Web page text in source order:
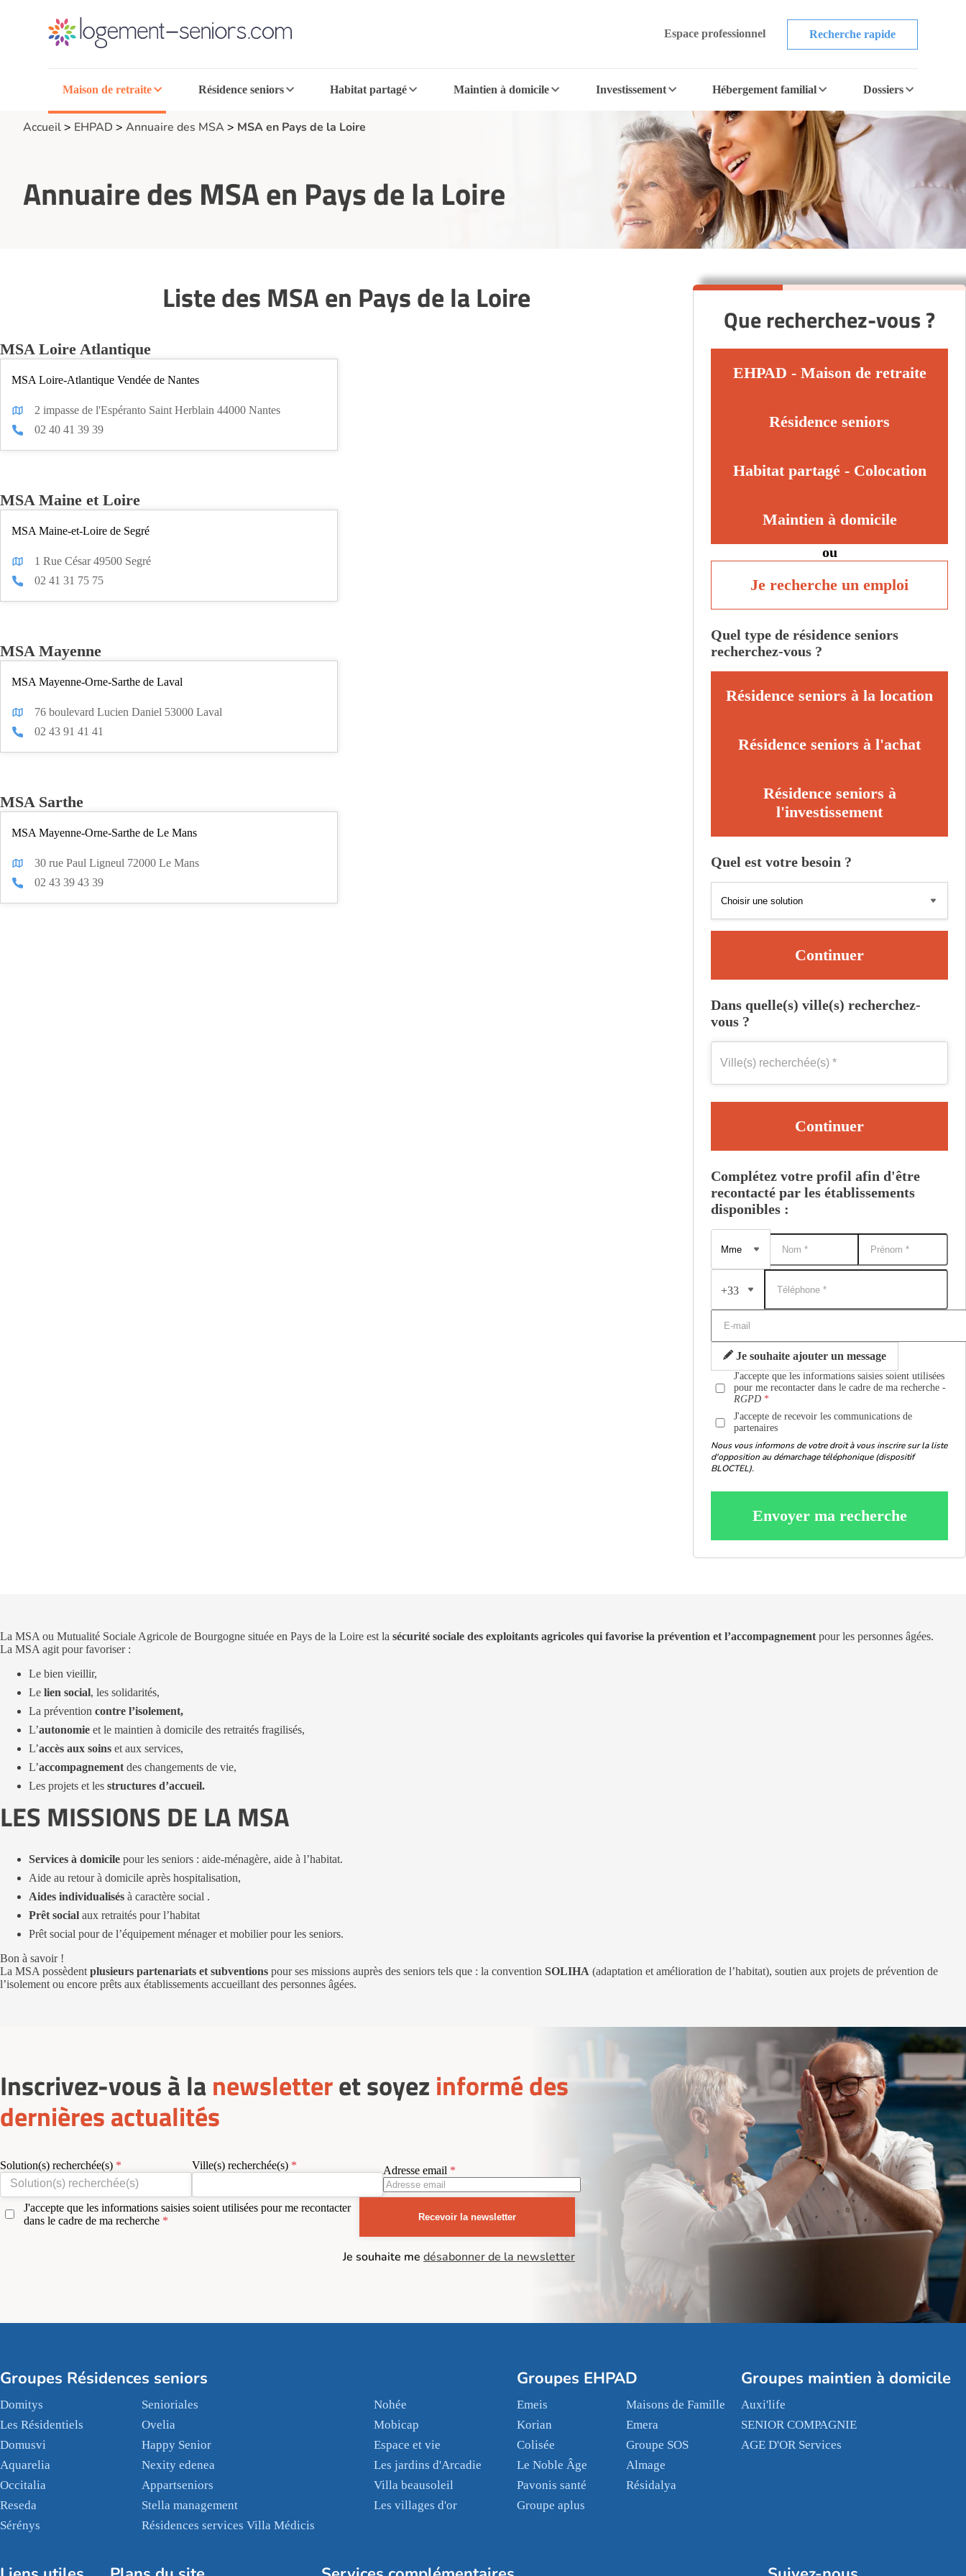
Espace professionnel Recherche rapide
Maison de retraite Résidence seniors Habitat partagé Maintien à domicile Investissement Hébergement familial Dossiers
Accueil> EHPAD > Annuaire des MSA> MSA en Pays de la Loire
Annuaire des MSA en Pays de la Loire
Liste des MSA en Pays de la Loire
MSA Loire Atlantique
MSA Loire-Atlantique Vendée de Nantes
2 impasse de l'Espéranto Saint Herblain 44000 Nantes
02 40 41 39 39
MSA Maine et Loire
MSA Maine-et-Loire de Segré
1 Rue César 49500 Segré
02 41 31 75 75
MSA Mayenne
MSA Mayenne-Orne-Sarthe de Laval
76 boulevard Lucien Daniel 53000 Laval
02 43 91 41 41
MSA Sarthe
MSA Mayenne-Orne-Sarthe de Le Mans
30 rue Paul Ligneul 72000 Le Mans
02 43 39 43 39
Que recherchez-vous ?
EHPAD - Maison de retraite
Résidence seniors
Habitat partagé - Colocation
Maintien à domicile
ou
Je recherche un emploi
Quel type de résidence seniors
recherchez-vous ?
Résidence seniors à la location
Résidence seniors à l'achat
Résidence seniors à
l'investissement
Quel est votre besoin ?
Continuer
Dans quelle(s) ville(s) recherchez-
vous ?
Continuer
Complétez votre profil afin d'être
recontacté par les établissements
disponibles :
+33
Je souhaite ajouter un message
J'accepte que les informations saisies soient utilisées
pour me recontacter dans le cadre de ma recherche -
RGPD
J'accepte de recevoir les communications de
partenaires
Nous vous informons de votre droit à vous inscrire sur la liste
d'opposition au démarchage téléphonique (dispositif
BLOCTEL).
Envoyer ma recherche
La MSA ou Mutualité Sociale Agricole de Bourgogne située en Pays de la Loire est la sécurité sociale des exploitants agricoles qui favorise la prévention et l’accompagnement pour les personnes âgées.
La MSA agit pour favoriser :
Le bien vieillir,
Le lien social, les solidarités,
La prévention contre l’isolement,
L’autonomie et le maintien à domicile des retraités fragilisés,
L’accès aux soins et aux services,
L’accompagnement des changements de vie,
Les projets et les structures d’accueil.
LES MISSIONS DE LA MSA
Services à domicile pour les seniors : aide-ménagère, aide à l’habitat.
Aide au retour à domicile après hospitalisation,
Aides individualisés à caractère social .
Prêt social aux retraités pour l’habitat
Prêt social pour de l’équipement ménager et mobilier pour les seniors.
Bon à savoir !
La MSA possèdent plusieurs partenariats et subventions pour ses missions auprès des seniors tels que : la convention SOLIHA (adaptation et amélioration de l’habitat), soutien aux projets de prévention de
l’isolement ou encore prêts aux établissements accueillant des personnes âgées.
Inscrivez-vous à lanewsletteret soyez informé des
dernières actualités
Solution(s) recherchée(s) Ville(s) recherchée(s) Adresse email
J'accepte que les informations saisies soient utilisées pour me recontacter
dans le cadre de ma recherche
Recevoir la newsletter
Je souhaite me désabonner de la newsletter
Groupes Résidences seniors
Domitys Senioriales
Nohée
Les Résidentiels
Ovelia
Mobicap
Domusvi
Happy Senior
Espace et vie
Aquarelia
Nexity edenea
Les jardins d'Arcadie
Occitalia
Appartseniors
Villa beausoleil
Reseda
Stella management
Les villages d'or
Sérénys
Résidences services Villa Médicis
Groupes EHPAD
Emeis
Maisons de Famille
Korian
Emera
Colisée
Groupe SOS
Le Noble Âge
Almage
Pavonis santé
Résidalya
Groupe aplus
Groupes maintien à domicile
Auxi'life
SENIOR COMPAGNIE
AGE D'OR Services